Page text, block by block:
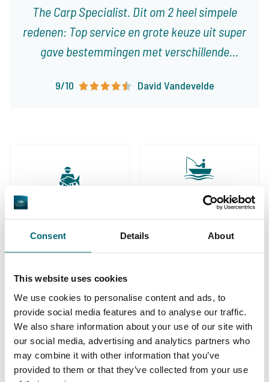
Consent Details About
This website uses cookies
We use cookies to personalise content and ads, to
provide social media features and to analyse our traffic.
We also share information about your use of our site with
our social media, advertising and analytics partners who
may combine it with other information that you’ve
provided to them or that they’ve collected from your use
The Carp Specialist. Dit om 2 heel simpele
redenen: Top service en grote keuze uit super
gave bestemmingen met verschillende
visvakanties die op het lijf geschreven zijn!
9/10 David Vandevelde
Ruime keuze aan
betaalwateren
Al 152.926 tevreden
vissers geholpen
De grootste
community
karpervissers